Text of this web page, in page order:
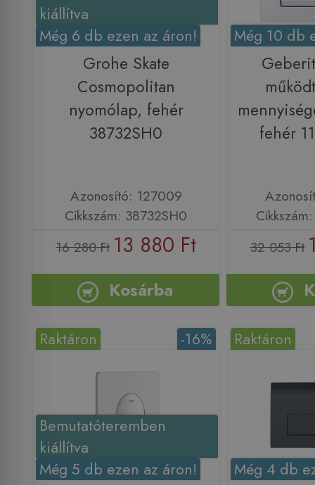
kiállítva
Még 6 db ezen az áron!
Grohe Skate
Cosmopolitan
nyomólap, fehér
38732SH0
Azonosító: 127009
Cikkszám: 38732SH0
16 280 Ft 13 880 Ft
Kosárba
Még 10 db
fehér
32 053 Ft
Bemutatóteremben
kiállítva
Még 5 db ezen az áron!
-16%
Raktáron Raktáron
Még 4 db